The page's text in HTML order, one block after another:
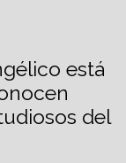
está
del